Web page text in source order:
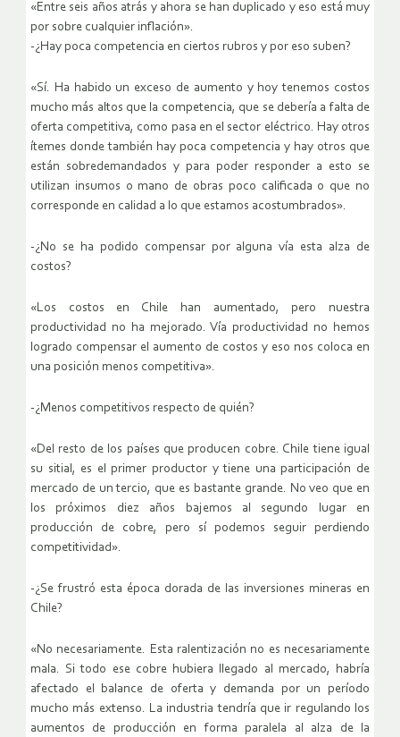
«Entre seis años atrás y ahora se han duplicado y eso está muy
por sobre cualquier inflación».
-¿Hay poca competencia en ciertos rubros y por eso suben?
«Sí. Ha habido un exceso de aumento y hoy tenemos costos
mucho más altos que la competencia, que se debería a falta de
oferta competitiva, como pasa en el sector eléctrico. Hay otros
ítemes donde también hay poca competencia y hay otros que
están sobredemandados y para poder responder a esto se
utilizan insumos o mano de obras poco calificada o que no
corresponde en calidad a lo que estamos acostumbrados».
-¿No se ha podido compensar por alguna vía esta alza de
costos?
«Los costos en Chile han aumentado, pero nuestra
productividad no ha mejorado. Vía productividad no hemos
logrado compensar el aumento de costos y eso nos coloca en
una posición menos competitiva».
-¿Menos competitivos respecto de quién?
«Del resto de los países que producen cobre. Chile tiene igual
su sitial, es el primer productor y tiene una participación de
mercado de un tercio, que es bastante grande. No veo que en
los próximos diez años bajemos al segundo lugar en
producción de cobre, pero sí podemos seguir perdiendo
competitividad».
-¿Se frustró esta época dorada de las inversiones mineras en
Chile?
«No necesariamente. Esta ralentización no es necesariamente
mala. Si todo ese cobre hubiera llegado al mercado, habría
afectado el balance de oferta y demanda por un período
mucho más extenso. La industria tendría que ir regulando los
aumentos de producción en forma paralela al alza de la